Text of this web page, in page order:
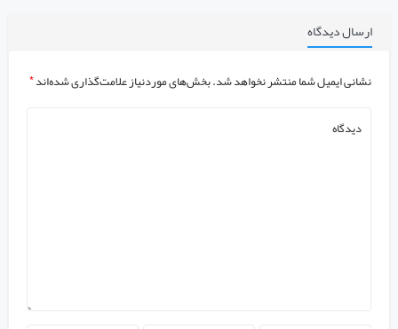
ارسال دیدگاه
نشانی ایمیل شما منتشر نخواهد شد.بخش‌های موردنیاز علامت‌گذاری شده‌اند*